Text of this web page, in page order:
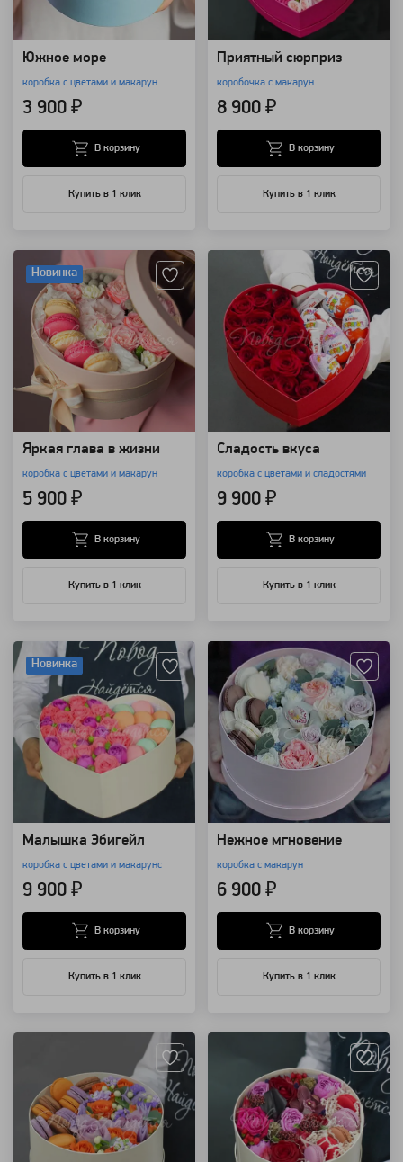
Южное море
коробка с цветами и макарун
3 900 ₽
Купить в 1 клик
В корзину
Приятный сюрприз
коробочка с макарун
8 900 ₽
Купить в 1 клик
В корзину
Новинка
Яркая глава в жизни
коробка с цветами и макарун
5 900 ₽
Купить в 1 клик
В корзину
Сладость вкуса
коробка с цветами и сладостями
9 900 ₽
Купить в 1 клик
В корзину
Новинка
Малышка Эбигейл
коробка с цветами и макарунс
9 900 ₽
Купить в 1 клик
В корзину
Нежное мгновение
коробка с макарун
6 900 ₽
Купить в 1 клик
В корзину